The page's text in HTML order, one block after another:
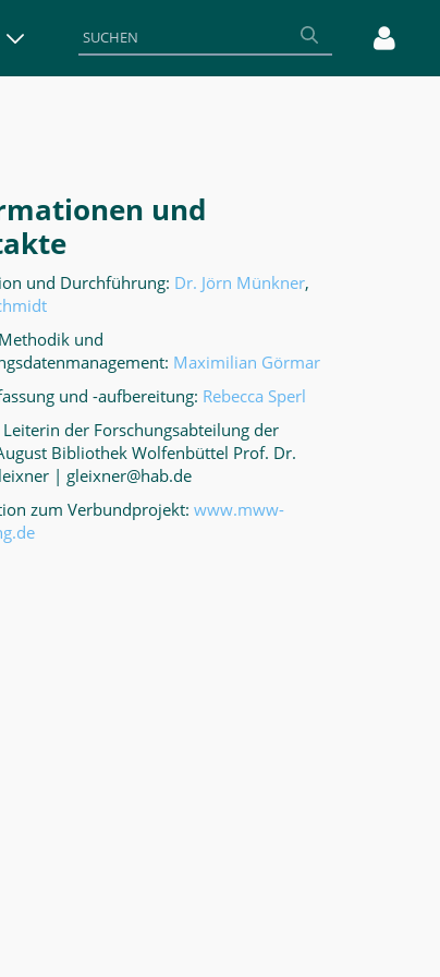
und
und Durchführung: Dr. Jörn Münkner,
und
Maximilian Görmar
und -aufbereitung: Rebecca Sperl
der Forschungsabteilung der
Bibliothek Wolfenbüttel Prof. Dr.
| gleixner@hab.de
zum Verbundprojekt: www.mww-